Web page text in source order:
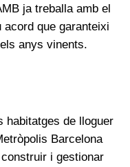
ja treballa amb el
que garanteixi
anys vinents.
habitatges de lloguer
Barcelona
i gestionar